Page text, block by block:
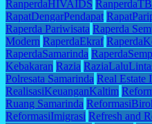
RanperdaHIVAIDS
RapatDengarPendapat
Raperda Pariwisata Raperda
Modern RaperdaEkraf
RaperdaSamarinda
Kebakaran Razia
Polresata Samarinda Real Estate
RealisasiKeuanganKaltim
Ruang Samarinda
ReformasiImigrasi Refresh and